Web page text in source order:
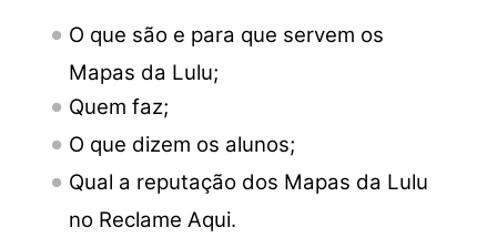
O que são e para que servem os
Mapas da Lulu;
Quem faz;
O que dizem os alunos;
Qual a reputação dos Mapas da Lulu
no Reclame Aqui.